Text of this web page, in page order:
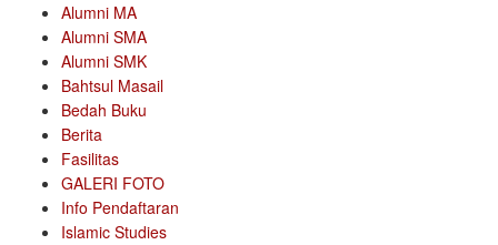
Alumni MA
Alumni SMA
Alumni SMK
Bahtsul Masail
Bedah Buku
Berita
Fasilitas
GALERI FOTO
Info Pendaftaran
Islamic Studies